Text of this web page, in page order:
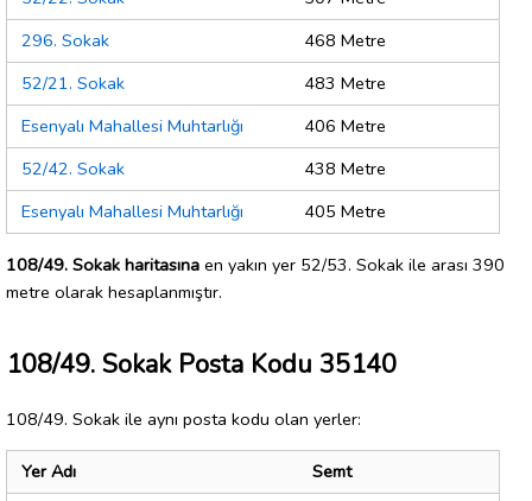
296. Sokak
468 Metre
52/21. Sokak
483 Metre
Esenyalı Mahallesi Muhtarlığı
406 Metre
52/42. Sokak
438 Metre
Esenyalı Mahallesi Muhtarlığı
405 Metre
108/49. Sokak haritasına en yakın yer 52/53. Sokak ile arası 390
metre olarak hesaplanmıştır.
108/49. Sokak Posta Kodu 35140
108/49. Sokak ile aynı posta kodu olan yerler:
Yer Adı
Semt